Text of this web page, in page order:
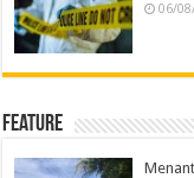
06/
Feature